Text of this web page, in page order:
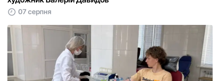
07 серпня